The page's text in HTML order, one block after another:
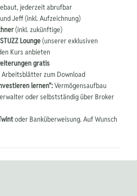
jederzeit abrufbar
Jeff (inkl. Aufzeichnung)
(inkl. zukünftige)
Lounge(unserer exklusiven
Kurs anbieten
gratis
zum Download
lernen":Vermögensaufbau
oder selbstständig über Broker
oder Banküberweisung. Auf Wunsch